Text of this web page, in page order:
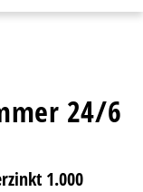
24/6
1.000